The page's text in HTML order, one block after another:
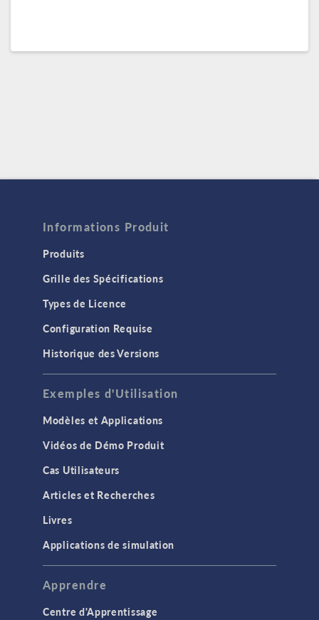
Informations Produit
Produits
Grille des Spécifications
Types de Licence
Configuration Requise
Historique des Versions
Exemples d'Utilisation
Modèles et Applications
Vidéos de Démo Produit
Cas Utilisateurs
Articles et Recherches
Livres
Applications de simulation
Apprendre
Centre d'Apprentissage